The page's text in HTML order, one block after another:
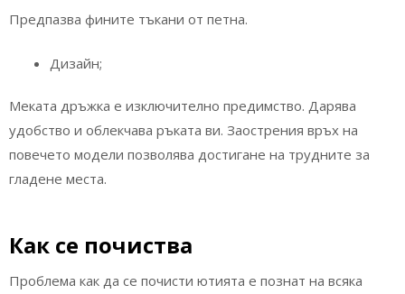
Предпазва фините тъкани от петна.
Дизайн;
Меката дръжка е изключително предимство. Дарява
удобство и облекчава ръката ви. Заострения връх на
повечето модели позволява достигане на трудните за
гладене места.
Как се почиства
Проблема как да се почисти ютията е познат на всяка